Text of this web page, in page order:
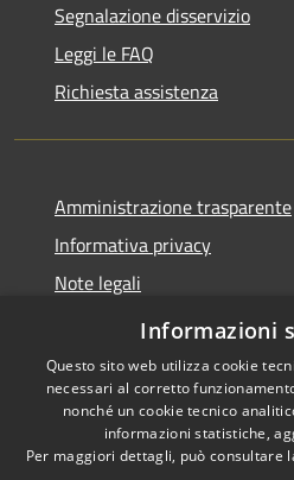
Segnalazione disservizio
Leggi le FAQ
Richiesta assistenza
Amministrazione trasparente
Informativa privacy
Note legali
Dichiarazione di accessibilità
Accessibilità
Informazioni
Questo sito web utilizza cookie
necessari al corretto
nonché un cookie tecnico
informazioni statistiche,
Per maggiori dettagli, può consultare